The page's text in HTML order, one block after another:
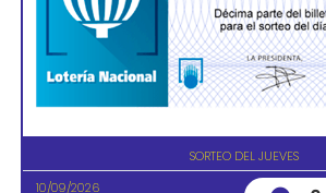
SORTEO DEL JUEVES
10/09/2026